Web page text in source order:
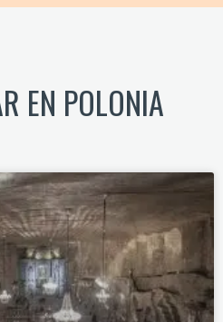
EN POLONIA